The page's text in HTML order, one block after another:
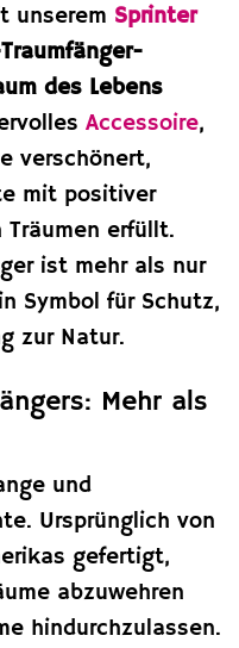
unserem Sprinter
des Lebens
Accessoire,
verschönert,
mit positiver
Träumen erfüllt.
ist mehr als nur
Symbol für Schutz,
zur Natur.
Mehr als
und
Ursprünglich von
gefertigt,
abzuwehren
hindurchzulassen.